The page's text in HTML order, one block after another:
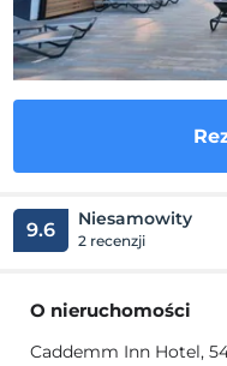
9.6 Niesamowity
2 recenzji
O nieruchomości
Caddemm Inn Hotel,